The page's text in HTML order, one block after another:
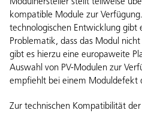
Modulhersteller stellt teilweise
kompatible Module zur
technologischen Entwicklung gibt
Problematik, dass das Modul
gibt es hierzu eine europaweite
Auswahl von PV-Modulen zur
empfiehlt bei einem Moduldefekt
Zur technischen Kompatibilität